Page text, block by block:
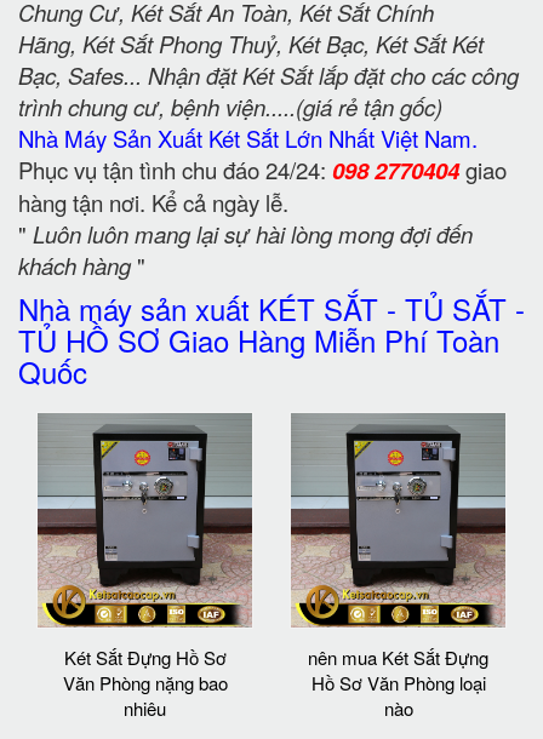
Chung Cư, Két Sắt An Toàn, Két Sắt Chính
Hãng, Két Sắt Phong Thuỷ, Két Bạc, Két Sắt Két
Bạc, Safes... Nhận đặt Két Sắt lắp đặt cho các công
trình chung cư, bệnh viện.....(giá rẻ tận gốc)
Nhà Máy Sản Xuất Két Sắt Lớn Nhất Việt Nam.
Phục vụ tận tình chu đáo 24/24: 098 2770404giao
hàng tận nơi. Kể cả ngày lễ.
" Luôn luôn mang lại sự hài lòng mong đợi đến
khách hàng"
Nhà máy sản xuất KÉT SẮT - TỦ SẮT -
TỦ HỒ SƠ Giao Hàng Miễn Phí Toàn
Quốc
Két Sắt Đựng Hồ Sơ
Văn Phòng nặng bao
nhiêu
nên mua Két Sắt Đựng
Hồ Sơ Văn Phòng loại
nào